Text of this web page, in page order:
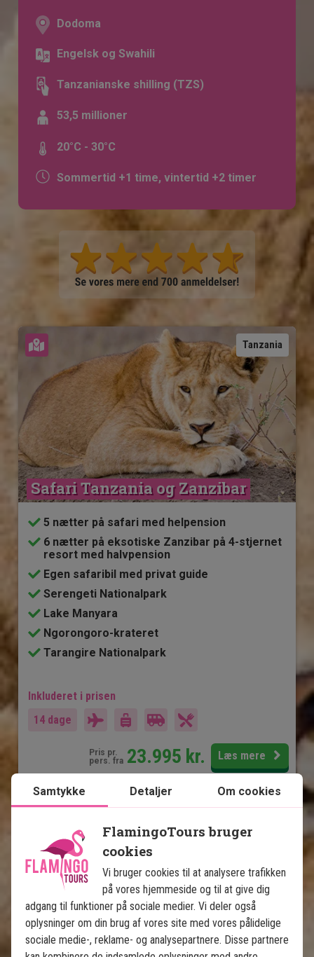
Dodoma
Engelsk og Swahili
Tanzanianske shilling (TZS)
53,5 millioner
20°C - 30°C
Sommertid +1 time, vintertid +2 timer
Tanzania
Safari Tanzania og Zanzibar
5 nætter på safari med helpension
6 nætter på eksotiske Zanzibar på 4-stjernet
resort med halvpension
Egen safaribil med privat guide
Serengeti Nationalpark
Lake Manyara
Ngorongoro-krateret
Tarangire Nationalpark
Inkluderet i prisen
14 dage
Pris pr.
pers. fra 23.995 kr. Læs mere
Serengeti Big 5 Safari og
Samtykke Detaljer Om cookies
FlamingoTours bruger
cookies
Vi bruger cookies til at analysere trafikken
på vores hjemmeside og til at give dig
adgang til funktioner på sociale medier. Vi deler også
oplysninger om din brug af vores site med vores pålidelige
sociale medie-, reklame- og analysepartnere. Disse partnere